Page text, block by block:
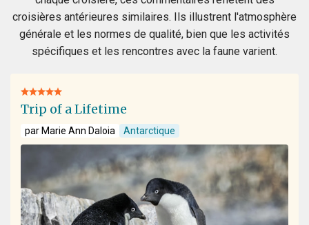
croisières antérieures similaires. Ils illustrent l'atmosphère
générale et les normes de qualité, bien que les activités
spécifiques et les rencontres avec la faune varient.
Trip of a Lifetime
par Marie Ann Daloia Antarctique